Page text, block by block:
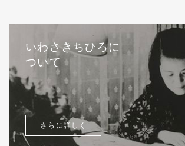
いわさきちひろに
ついて
さらに詳しく